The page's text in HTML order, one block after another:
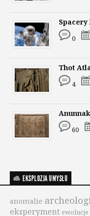
0
Thot
4
60
EKSPLOZJA UMYSŁU
anomalie
eksperyment ewolucje